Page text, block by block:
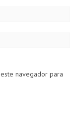
navegador para